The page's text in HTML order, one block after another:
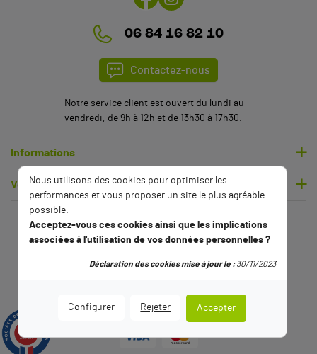
06 84 16 82 10
Contactez-nous
Notre service client est ouvert du lundi au
vendredi, de 9h à 12h et de 13h30 à 17h30.
Informations
Votre compte
Nous utilisons des cookies pour optimiser les
performances et vous proposer un site le plus agréable
possible.
Acceptez-vous ces cookies ainsi que les implications
associées à l'utilisation de vos données personnelles ?
Configurer Rejeter Accepter
Déclaration des cookies mise à jour le :30/11/2023
9.5
2794 avis